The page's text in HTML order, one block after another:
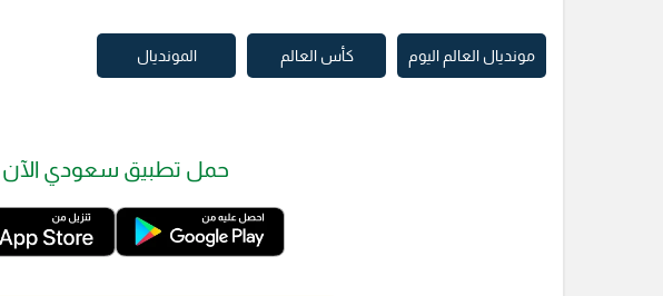
مونديال العالم اليوم كأس العالم المونديال
حمل تطبيق سعودي الآن